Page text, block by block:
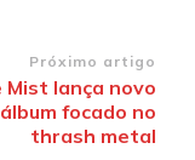
Próximo artigo
Mist lança novo
álbum focado no
thrash metal